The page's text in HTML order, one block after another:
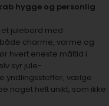
hygge og personlig
julebord med
charme, varme og
hvert eneste måltid i
syr jule-
yndlingsstoffer, vælge
noget helt unikt, som ikke